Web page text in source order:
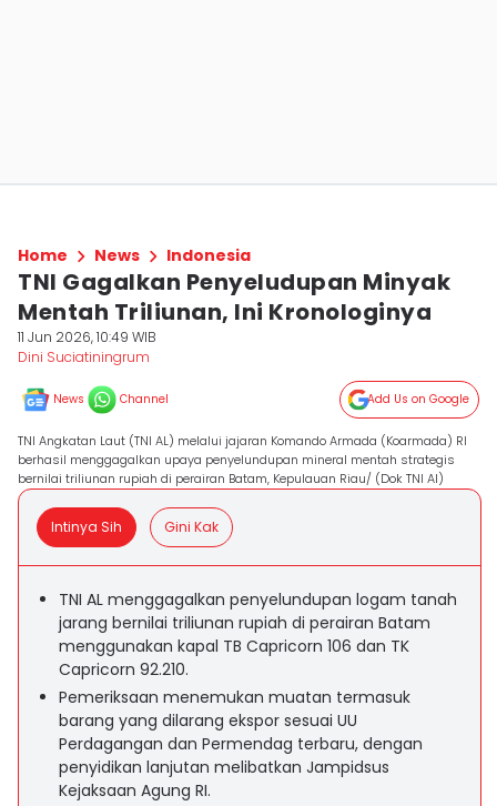
Home News Indonesia
TNI Gagalkan Penyeludupan Minyak
Mentah Triliunan, Ini Kronologinya
11 Jun 2026, 10:49 WIB
Dini Suciatiningrum
News Channel Add Us on Google
TNI Angkatan Laut (TNI AL) melalui jajaran Komando Armada (Koarmada) RI
berhasil menggagalkan upaya penyelundupan mineral mentah strategis
bernilai triliunan rupiah di perairan Batam, Kepulauan Riau/ (Dok TNI Al)
Intinya Sih Gini Kak
TNI AL menggagalkan penyelundupan logam tanah
jarang bernilai triliunan rupiah di perairan Batam
menggunakan kapal TB Capricorn 106 dan TK
Capricorn 92.210.
Pemeriksaan menemukan muatan termasuk
barang yang dilarang ekspor sesuai UU
Perdagangan dan Permendag terbaru, dengan
penyidikan lanjutan melibatkan Jampidsus
Kejaksaan Agung RI.